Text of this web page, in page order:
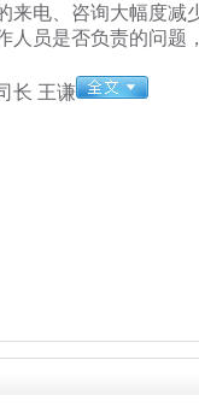
来电、咨询大幅度减
人员是否负责的问题
长 王谦